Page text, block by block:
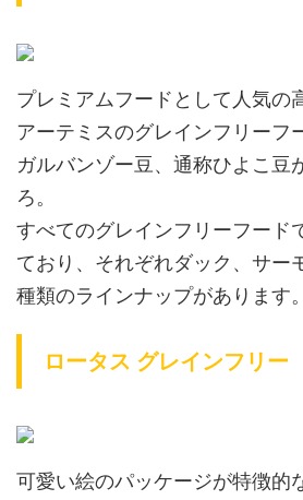
プレミアムフードとして人気の
アーテミスのグレインフリーフ
ガルバンゾー豆、通称ひよこ豆
ろ。
すべてのグレインフリーフード
ており、それぞれダック、サー
種類のラインナップがあります。
ロータス グレインフリー
可愛い絵のパッケージが特徴的